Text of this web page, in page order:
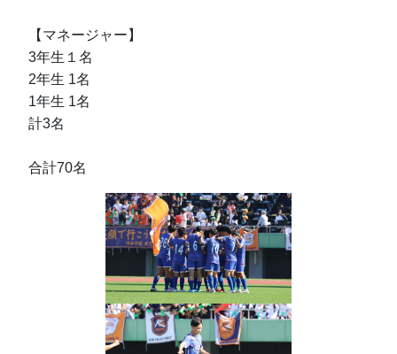
【マネージャー】
3年生１名
2年生 1名
1年生 1名
計3名
合計70名